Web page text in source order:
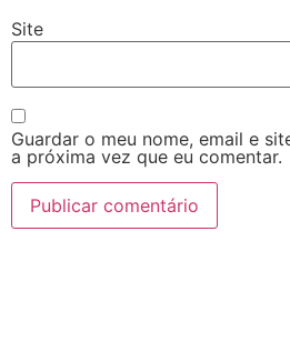
Site
Guardar o meu nome, email e
a próxima vez que eu comentar.